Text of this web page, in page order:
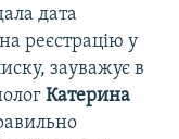
дата
реєстрацію у
зауважує в
Катерина